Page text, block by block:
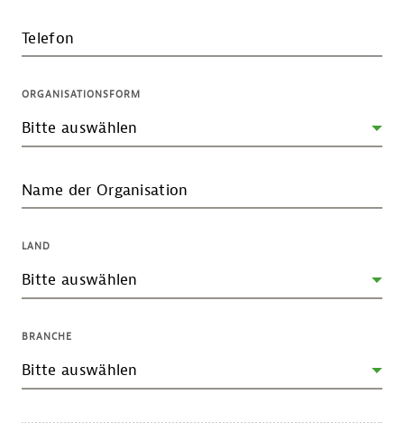
Telefon
ORGANISATIONSFORM
Name der Organisation
LAND
BRANCHE